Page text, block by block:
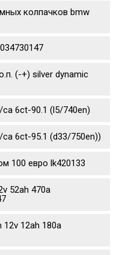
колпачков bmw
(-+) silver dynamic
6ct-90.1 (l5/740en)
6ct-95.1 (d33/750en))
100 евро lk420133
52ah 470a
12ah 180a